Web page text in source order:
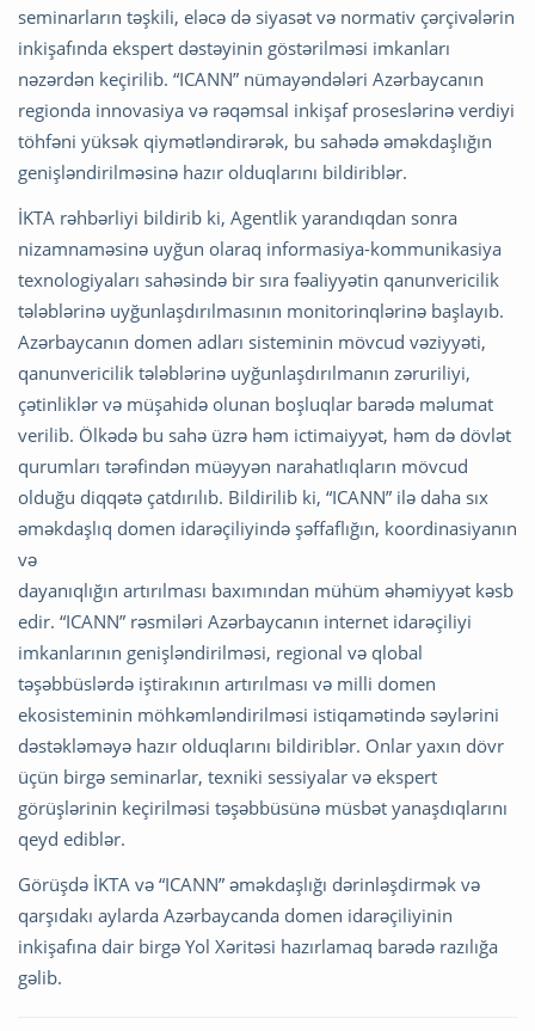
seminarların təşkili, eləcə də siyasət və normativ çərçivələrin
inkişafında ekspert dəstəyinin göstərilməsi imkanları
nəzərdən keçirilib. “ICANN” nümayəndələri Azərbaycanın
regionda innovasiya və rəqəmsal inkişaf proseslərinə verdiyi
töhfəni yüksək qiymətləndirərək, bu sahədə əməkdaşlığın
genişləndirilməsinə hazır olduqlarını bildiriblər.
İKTA rəhbərliyi bildirib ki, Agentlik yarandıqdan sonra
nizamnaməsinə uyğun olaraq informasiya-kommunikasiya
texnologiyaları sahəsində bir sıra fəaliyyətin qanunvericilik
tələblərinə uyğunlaşdırılmasının monitorinqlərinə başlayıb.
Azərbaycanın domen adları sisteminin mövcud vəziyyəti,
qanunvericilik tələblərinə uyğunlaşdırılmanın zəruriliyi,
çətinliklər və müşahidə olunan boşluqlar barədə məlumat
verilib. Ölkədə bu sahə üzrə həm ictimaiyyət, həm də dövlət
qurumları tərəfindən müəyyən narahatlıqların mövcud
olduğu diqqətə çatdırılıb. Bildirilib ki, “ICANN” ilə daha sıx
əməkdaşlıq domen idarəçiliyində şəffaflığın, koordinasiyanın
və
dayanıqlığın artırılması baxımından mühüm əhəmiyyət kəsb
edir. “ICANN” rəsmiləri Azərbaycanın internet idarəçiliyi
imkanlarının genişləndirilməsi, regional və qlobal
təşəbbüslərdə iştirakının artırılması və milli domen
ekosisteminin möhkəmləndirilməsi istiqamətində səylərini
dəstəkləməyə hazır olduqlarını bildiriblər. Onlar yaxın dövr
üçün birgə seminarlar, texniki sessiyalar və ekspert
görüşlərinin keçirilməsi təşəbbüsünə müsbət yanaşdıqlarını
qeyd ediblər.
Görüşdə İKTA və “ICANN” əməkdaşlığı dərinləşdirmək və
qarşıdakı aylarda Azərbaycanda domen idarəçiliyinin
inkişafına dair birgə Yol Xəritəsi hazırlamaq barədə razılığa
gəlib.